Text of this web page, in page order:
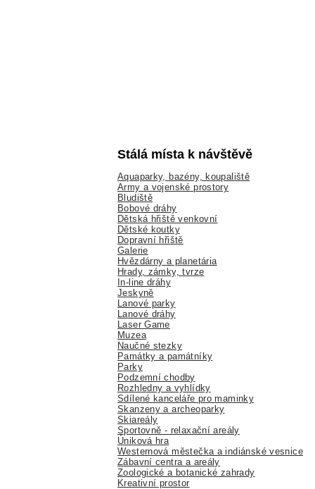
Stálá místa k návštěvě
Aquaparky, bazény, koupaliště
Army a vojenské prostory
Bludiště
Bobové dráhy
Dětská hřiště venkovní
Dětské koutky
Dopravní hřiště
Galerie
Hvězdárny a planetária
Hrady, zámky, tvrze
In-line dráhy
Jeskyně
Lanové parky
Lanové dráhy
Laser Game
Muzea
Naučné stezky
Památky a památníky
Parky
Podzemní chodby
Rozhledny a vyhlídky
Sdílené kanceláře pro maminky
Skanzeny a archeoparky
Skiareály
Sportovně - relaxační areály
Úniková hra
Westernová městečka a indiánské vesnice
Zábavní centra a areály
Zoologické a botanické zahrady
Kreativní prostor